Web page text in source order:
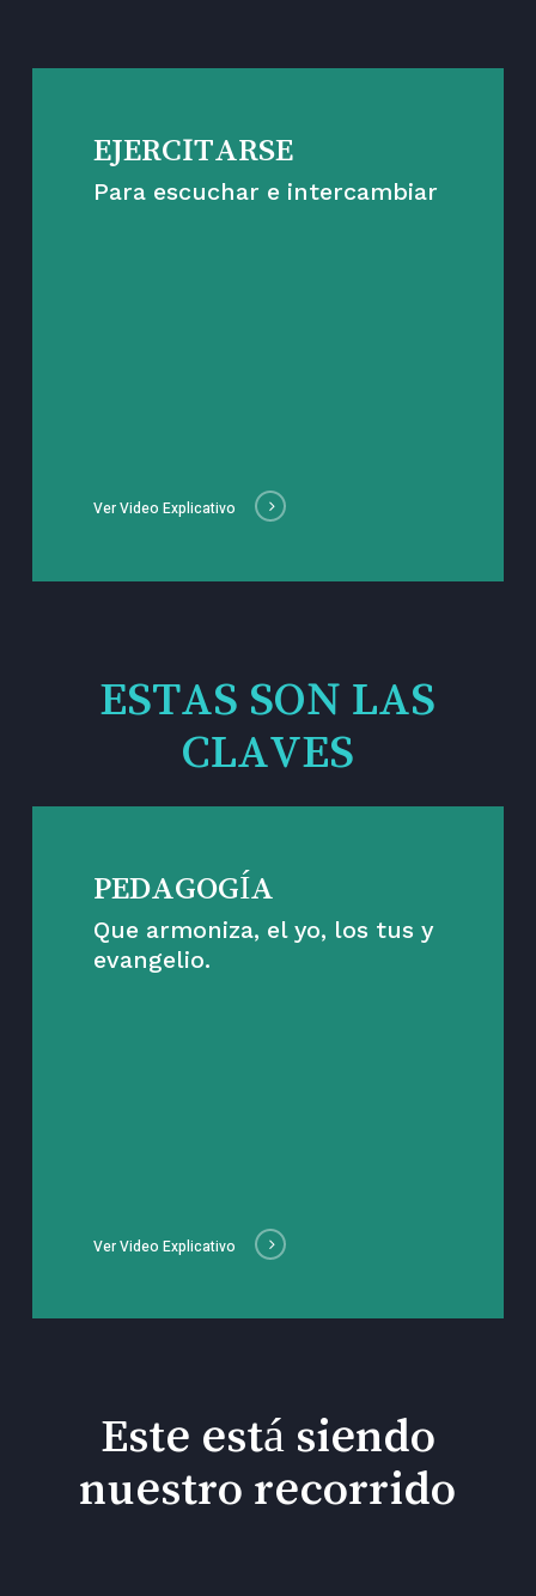
EJERCITARSE
Para escuchar e intercambiar
Ver Video Explicativo
ESTAS SON LAS
CLAVES
PEDAGOGÍA
Que armoniza, el yo, los tus y
evangelio.
Ver Video Explicativo
Este está siendo
nuestro recorrido